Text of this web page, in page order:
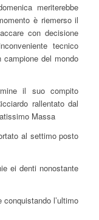
meriterebbe
è riemerso il
con decisione
tecnico
del mondo
il suo compito
rallentato dal
Massa
al settimo posto
ei denti nonostante
l’ultimo